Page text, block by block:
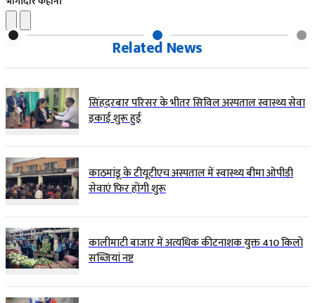
Related News
सिंहदरबार परिसर के भीतर सिविल अस्पताल स्वास्थ्य सेवा
इकाई शुरू हुई
काठमांडू के टीयूटीएच अस्पताल में स्वास्थ्य बीमा ओपीडी
सेवाएं फिर होंगी शुरू
कालीमाटी बाजार में अत्यधिक कीटनाशक युक्त 410 किलो
सब्जियां नष्ट